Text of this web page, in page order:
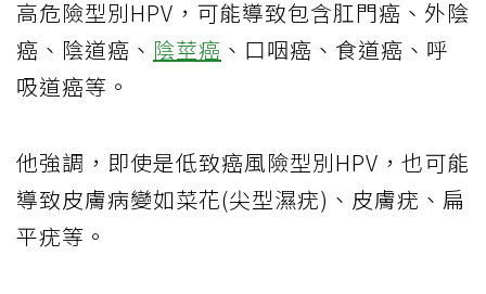
高危險型別HPV，可能導致包含肛門癌、外陰
癌、陰道癌、 陰莖癌 、口咽癌、食道癌、呼
吸道癌等。
他強調，即使是低致癌風險型別HPV，也可能
導致皮膚病變如菜花(尖型濕疣)、皮膚疣、扁
平疣等。